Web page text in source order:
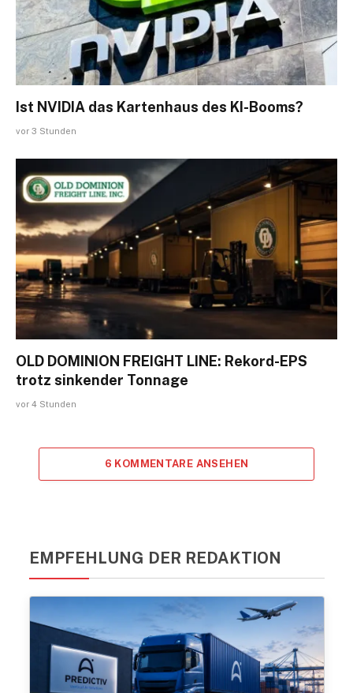
Ist NVIDIA das Kartenhaus des KI-Booms?
vor 3 Stunden
OLD DOMINION FREIGHT LINE: Rekord-EPS
trotz sinkender Tonnage
vor 4 Stunden
6 KOMMENTARE ANSEHEN
EMPFEHLUNG DER REDAKTION